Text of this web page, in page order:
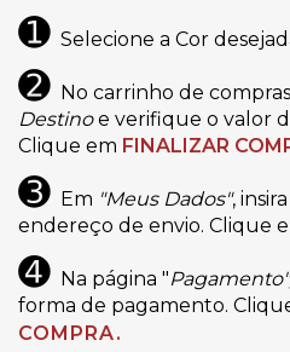
➊ Selecione a Cor
➋ No carrinho de
Destinoe verifique o valor
Clique em FINALIZAR
➌ Em "Meus Dados",
endereço de envio. Clique
➍ Na página "
forma de pagamento.
COMPRA.